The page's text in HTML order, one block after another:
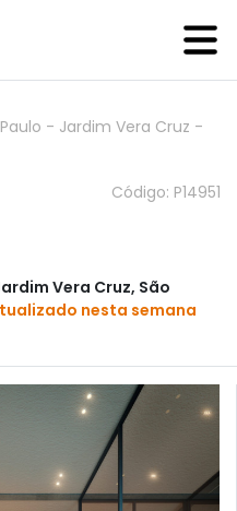
- Jardim Vera Cruz -
Código: P14951
Vera Cruz, São
nesta semana